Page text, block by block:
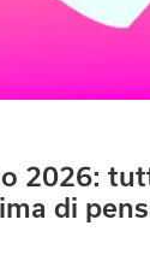
2026:
di